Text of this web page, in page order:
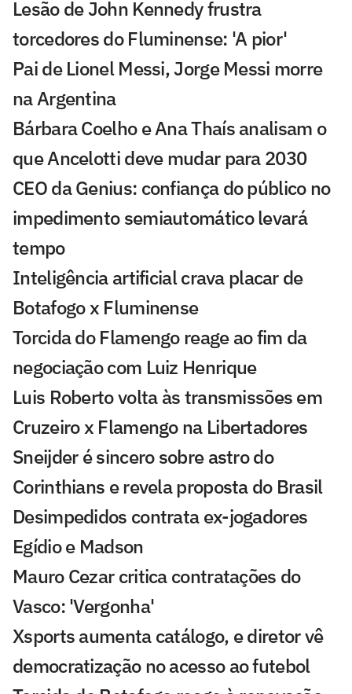
Lesão de John Kennedy frustra
torcedores do Fluminense: 'A pior'
Pai de Lionel Messi, Jorge Messi morre
na Argentina
Bárbara Coelho e Ana Thaís analisam o
que Ancelotti deve mudar para 2030
CEO da Genius: confiança do público no
impedimento semiautomático levará
tempo
Inteligência artificial crava placar de
Botafogo x Fluminense
Torcida do Flamengo reage ao fim da
negociação com Luiz Henrique
Luis Roberto volta às transmissões em
Cruzeiro x Flamengo na Libertadores
Sneijder é sincero sobre astro do
Corinthians e revela proposta do Brasil
Desimpedidos contrata ex-jogadores
Egídio e Madson
Mauro Cezar critica contratações do
Vasco: 'Vergonha'
Xsports aumenta catálogo, e diretor vê
democratização no acesso ao futebol